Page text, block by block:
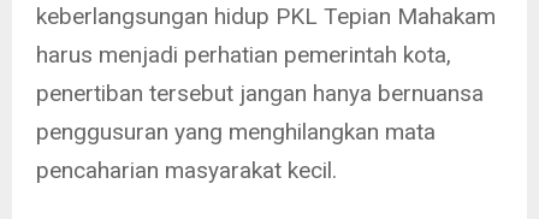
keberlangsungan hidup PKL Tepian Mahakam
harus menjadi perhatian pemerintah kota,
penertiban tersebut jangan hanya bernuansa
penggusuran yang menghilangkan mata
pencaharian masyarakat kecil.